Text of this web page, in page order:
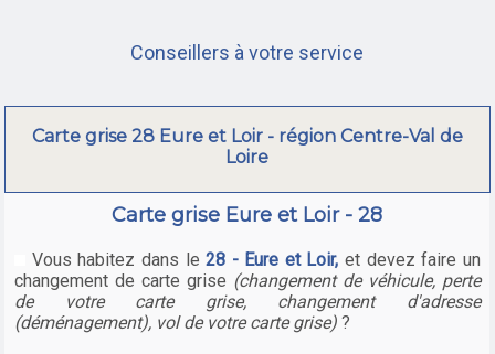
Conseillers à votre service
Carte grise 28 Eure et Loir - région Centre-Val de
Loire
Carte grise Eure et Loir - 28
Vous habitez dans le28 - Eure et Loir, et devez faire un
changement de carte grise (changement de véhicule, perte
de votre carte grise, changement d'adresse
(déménagement), vol de votre carte grise) ?